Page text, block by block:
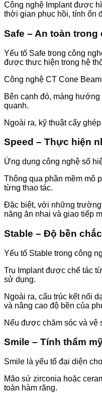
Công nghệ Implant được
thời gian phục hồi, tính ổn
Safe – An toàn
Yếu tố Safe trong công
được thực hiện trong hệ
Công nghệ CT Cone
Bên cạnh đó, máng
quanh.
Ngoài ra, kỹ thuật cấy
Speed – Thực hiện
Ứng dụng công nghệ số
Thông qua phần mềm mô
từng thao tác.
Đặc biệt, với những trường
năng ăn nhai và giao tiếp
Stable – Độ bền
Yếu tố Stable trong công
Trụ Implant được chế tác
sử dụng.
Ngoài ra, cấu trúc kết nối
và nâng cao độ bền của
Nếu được chăm sóc và vệ
Smile – Tính thẩm
Smile là yếu tố đại diện
Mão sứ zirconia hoặc
toàn hàm răng.